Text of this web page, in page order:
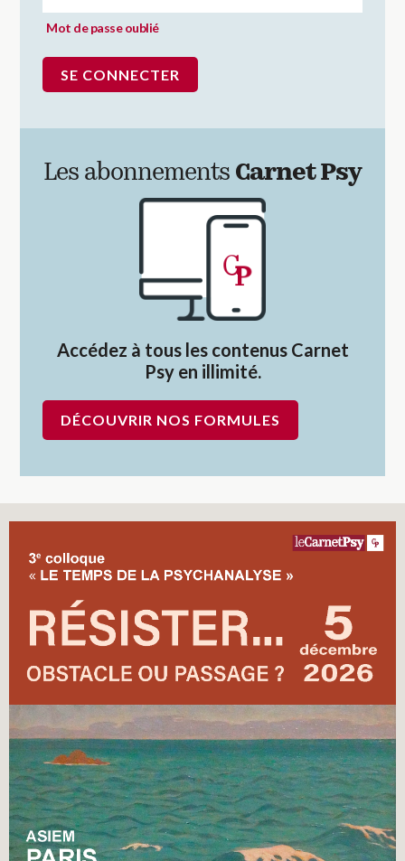
Mot de passe oublié
Les abonnements Carnet Psy
Accédez à tous les contenus Carnet
Psy en illimité.
DÉCOUVRIR NOS FORMULES